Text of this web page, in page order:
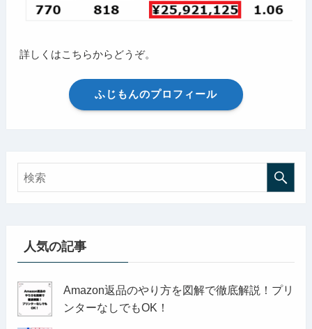
詳しくはこちらからどうぞ。
ふじもんのプロフィール
人気の記事
Amazon返品のやり方を図解で徹底解説！プリ
ンターなしでもOK！